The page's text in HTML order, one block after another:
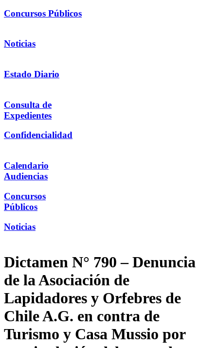
Concursos Públicos
Noticias
Estado Diario
Consulta de
Expedientes
Confidencialidad
Calendario
Audiencias
Concursos
Públicos
Noticias
Dictamen N° 790 – Denuncia
de la Asociación de
Lapidadores y Orfebres de
Chile A.G. en contra de
Turismo y Casa Mussio por